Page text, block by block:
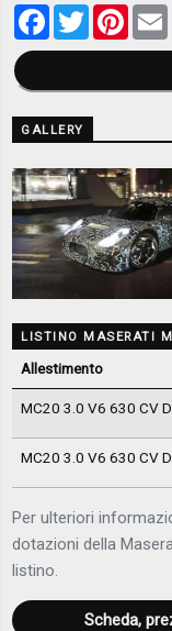
Facebook
Twitter
GALLERY
LISTINO MASERATI
Allestimento
MC20 3.0 V6 630 CV
MC20 3.0 V6 630 CV
Per ulteriori
dotazioni della
listino.
Scheda,